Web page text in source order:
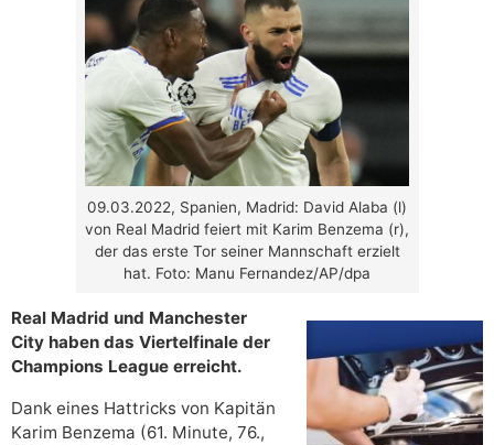
09.03.2022, Spanien, Madrid: David Alaba (l)
von Real Madrid feiert mit Karim Benzema (r),
der das erste Tor seiner Mannschaft erzielt
hat. Foto: Manu Fernandez/AP/dpa
Real Madrid und Manchester
City haben das Viertelfinale der
Champions League erreicht.
Dank eines Hattricks von Kapitän
Karim Benzema (61. Minute, 76.,